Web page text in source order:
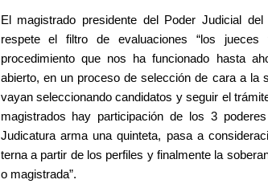
El magistrado presidente del Poder Judicial
respete el filtro de evaluaciones “los
procedimiento que nos ha funcionado hasta
abierto, en un proceso de selección de cara a la
vayan seleccionando candidatos y seguir el
magistrados hay participación de los 3
Judicatura arma una quinteta, pasa a
terna a partir de los perfiles y finalmente la
o magistrada”.